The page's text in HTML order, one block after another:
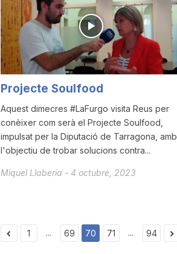
Projecte Soulfood
Aquest dimecres #LaFurgo visita Reus per
conèixer com serà el Projecte Soulfood,
impulsat per la Diputació de Tarragona, amb
l'objectiu de trobar solucions contra...
Miquel Llaberia - 4 octubre, 2023
1 ... 69 70 71 ... 94